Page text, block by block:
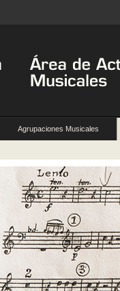
Agrupaciones Musicales